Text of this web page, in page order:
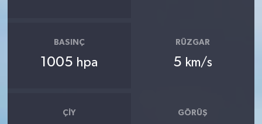
BASINÇ
1005 hpa
RÜZGAR
5 km/s
ÇIY GÖRÜŞ